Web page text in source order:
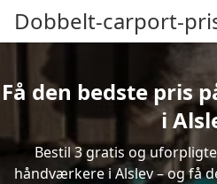
Dobbelt-carport-
Få den bedste pris
i
Bestil 3 gratis og
håndværkere i Alslev – og få